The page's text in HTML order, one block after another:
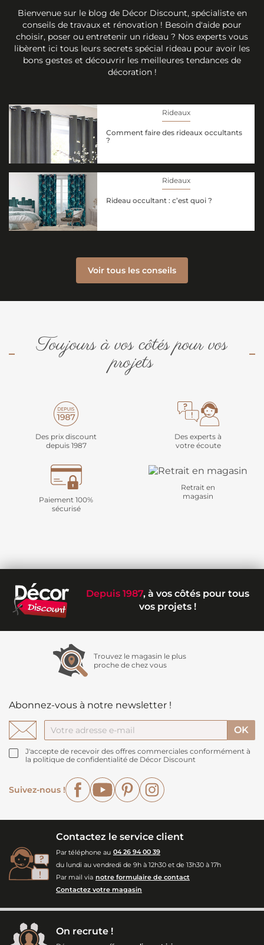
Bienvenue sur le blog de Décor Discount, spécialiste en
conseils de travaux et rénovation ! Besoin d'aide pour
choisir, poser ou entretenir un rideau ? Nos experts vous
libèrent ici tous leurs secrets spécial rideau pour avoir les
bons gestes et découvrir les meilleures tendances de
décoration !
Rideaux
Comment faire des rideaux occultants
?
Rideaux
Rideau occultant : c’est quoi ?
Voir tous les conseils
Toujours à vos côtés pour vos
projets
Des prix discount
depuis 1987
Des experts à
votre écoute
Paiement 100%
sécurisé
Retrait en
magasin
Depuis 1987, à vos côtés pour tous
vos projets !
Trouvez le magasin le plus
proche de chez vous
Abonnez-vous à notre newsletter !
J'accepte de recevoir des offres commerciales conformément à
la politique de confidentialité de Décor Discount
Suivez-nous !
FacebookYouTubePinterest
Contactez le service client
Par téléphone au 04 26 94 00 39
du lundi au vendredi de 9h à 12h30 et de 13h30 à 17h
Par mail via notre formulaire de contact
Contactez votre magasin
On recrute !